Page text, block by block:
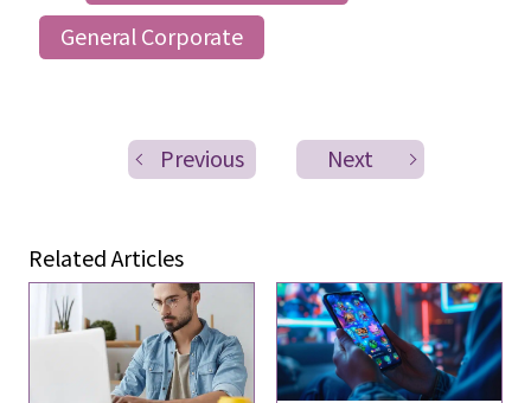
General Corporate
Previous Next
Related Articles